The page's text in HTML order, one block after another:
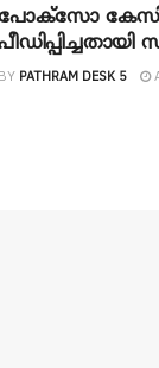
BY PATHRAM DESK 5